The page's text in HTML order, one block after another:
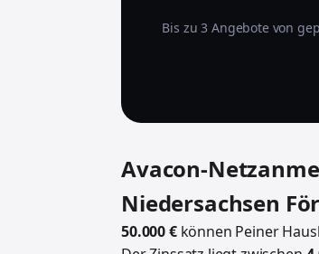
Bis zu 3 Angebote von
Avacon-
Niedersachsen
50.000 €können Peiner